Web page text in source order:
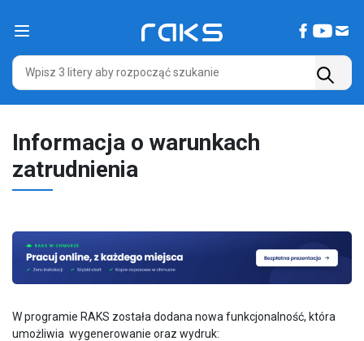
Main Navigation
Informacja o warunkach
zatrudnienia
W programie RAKS została dodana nowa funkcjonalność, która
umożliwia wygenerowanie oraz wydruk: